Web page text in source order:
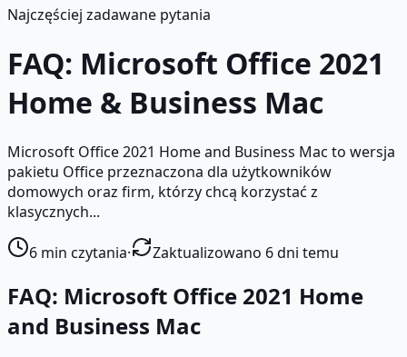
Najczęściej zadawane pytania
FAQ: Microsoft Office 2021
Home & Business Mac
Microsoft Office 2021 Home and Business Mac to wersja
pakietu Office przeznaczona dla użytkowników
domowych oraz firm, którzy chcą korzystać z
klasycznych...
6 min czytania· Zaktualizowano 6 dni temu
FAQ: Microsoft Office 2021 Home
and Business Mac